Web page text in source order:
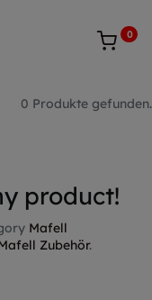
0
0 Produkte gefunden.
product!
Mafell
Zubehör.